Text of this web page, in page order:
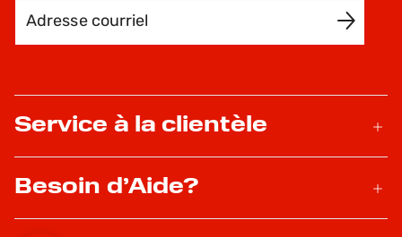
Service à la clientèle
Besoin d’Aide?